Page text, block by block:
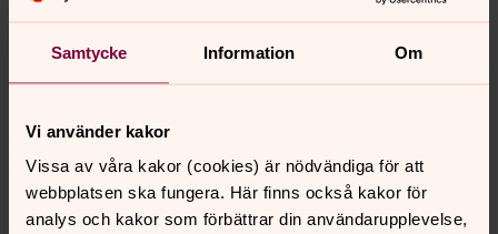
Samtycke Information Om
Vi använder kakor
Vissa av våra kakor (cookies) är nödvändiga för att
webbplatsen ska fungera. Här finns också kakor för
analys och kakor som förbättrar din användarupplevelse,
grundläggande för sorgearbetet. Tillgången till riter som
säger ärkebiskop Antje Jackelén.
begravningen, när inte ens alla i kretsen av de närmaste
kan delta på grund av begränsningen till åtta deltagare.
Under den aktuella perioden är 7 000 begravningar
inplanerade.